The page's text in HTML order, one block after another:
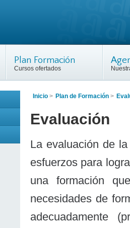
Plan Formación
Cursos ofertados
Inicio > Plan de Formación >
Evaluación
La evaluación de
esfuerzos para
una formación
necesidades de
adecuadamente